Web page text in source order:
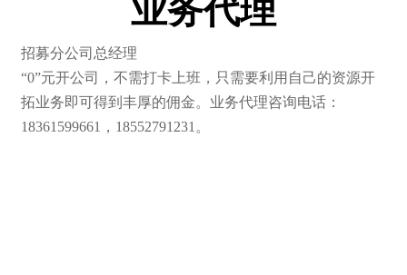
业务代理
招募分公司总经理
“0”元开公司，不需打卡上班，只需要利用自己的资源开
拓业务即可得到丰厚的佣金。业务代理咨询电话：
18361599661，18552791231。